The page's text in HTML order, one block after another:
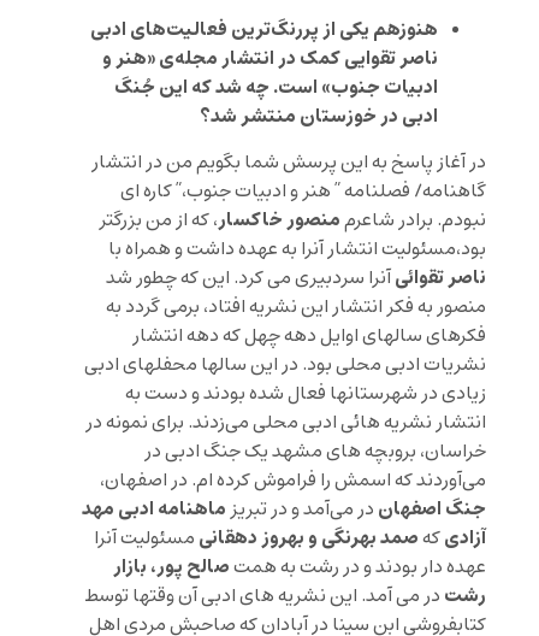
هنوزهم یکی از پررنگ‌ترین فعالیت‌های ادبی
ناصر تقوایی کمک در انتشار مجله‌ی «هنر و
ادبیات جنوب» است. چه شد که این جُنگ
ادبی در خوزستان منتشر شد؟
در آغاز پاسخ به این پرسش شما بگویم من در انتشار
گاهنامه/ فصلنامه ” هنر و ادبیات جنوب،” کاره ای
نبودم. برادر شاعرممنصور خاکسار، که از من بزرگتر
بود،مسئولیت انتشار آنرا به عهده داشت و همراه با
ناصر تقوائیآنرا سردبیری می کرد. این که چطور شد
منصور به فکر انتشار این نشریه افتاد، برمی گردد به
فکرهای سالهای اوایل دهه چهل که دهه انتشار
نشریات ادبی محلی بود. در این سالها محفلهای ادبی
زیادی در شهرستانها فعال شده بودند و دست به
انتشار نشریه هائی ادبی محلی می‌زدند. برای نمونه در
خراسان، بروبچه های مشهد یک جنگ ادبی در
می‌آوردند که اسمش را فراموش کرده ام. در اصفهان،
جنگ اصفهان در می‌آمد و در تبریزماهنامه ادبی مهد
آزادیکهصمد بهرنگی و بهروز دهقانی مسئولیت آنرا
عهده دار بودند و در رشت به همتصالح پور، بازار
رشت در می آمد. این نشریه های ادبی آن وقتها توسط
کتابفروشی ابن سینا در آبادان که صاحبش مردی اهل